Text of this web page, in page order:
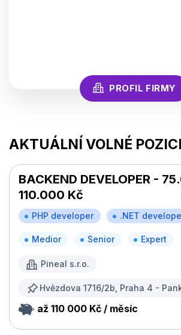
PROFIL FIRMY
AKTUÁLNÍ VOLNÉ
BACKEND DEVELOPER -
110.000 Kč
PHP developer .NET
Medior Senior Expert
Pineal s.r.o.
Hvězdova 1716/2b, Praha 4 -
až 110 000 Kč / měsíc